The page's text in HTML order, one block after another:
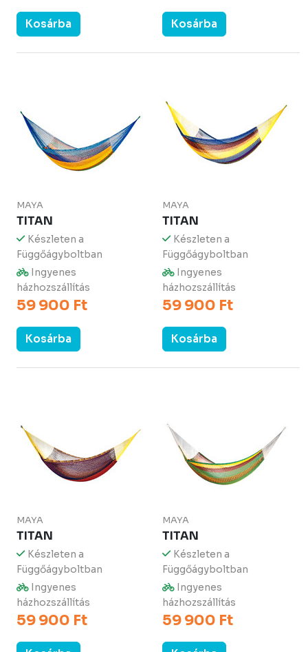
Kosárba Kosárba
MAYA
TITAN
Készleten a
Függőágyboltban
Ingyenes
házhozszállítás
59 900 Ft
Kosárba
MAYA
TITAN
Készleten a
Függőágyboltban
Ingyenes
házhozszállítás
59 900 Ft
Kosárba
MAYA
TITAN
Készleten a
Függőágyboltban
Ingyenes
házhozszállítás
59 900 Ft
MAYA
TITAN
Készleten a
Függőágyboltban
Ingyenes
házhozszállítás
59 900 Ft